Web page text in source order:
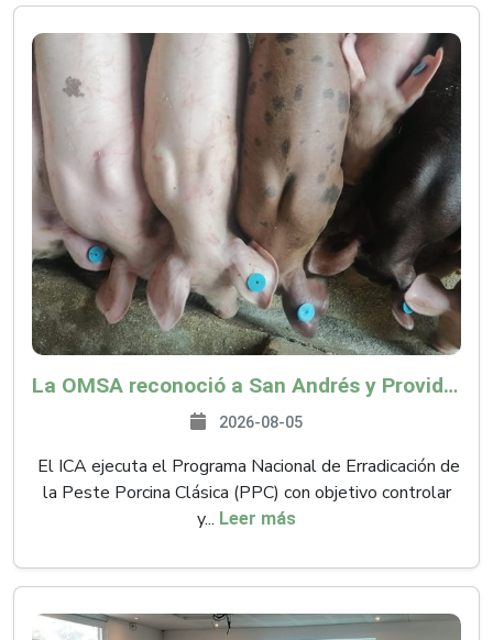
La OMSA reconoció a San Andrés y Providencia como zona libre de Peste Porcina Clásica (PPC)
2026-08-05
El ICA ejecuta el Programa Nacional de Erradicación de
la Peste Porcina Clásica (PPC) con objetivo controlar
y... Leer más